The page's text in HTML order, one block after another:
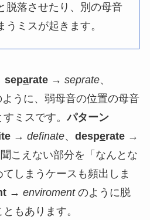
脱落させたり、別の母音
ミスが起きます。
separate→ seprate、
うに、弱母音の位置の母音
すミスです。パターン
→ definate、 desperate→
こえない部分を「なんとな
しまうケースも頻出しま
→ enviromentのように脱
もあります。